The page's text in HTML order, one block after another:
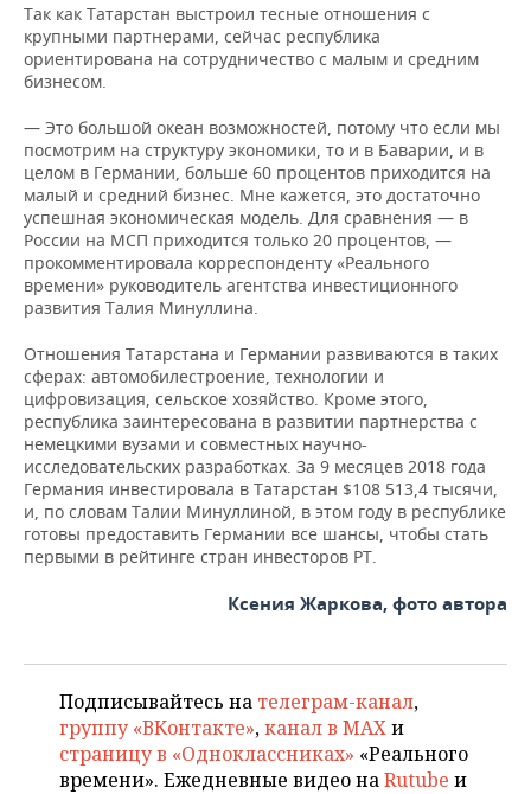
Так как Татарстан выстроил тесные отношения с
крупными партнерами, сейчас республика
ориентирована на сотрудничество с малым и средним
бизнесом.
— Это большой океан возможностей, потому что если мы
посмотрим на структуру экономики, то и в Баварии, и в
целом в Германии, больше 60 процентов приходится на
малый и средний бизнес. Мне кажется, это достаточно
успешная экономическая модель. Для сравнения — в
России на МСП приходится только 20 процентов, —
прокомментировала корреспонденту «Реального
времени» руководитель агентства инвестиционного
развития Талия Минуллина.
Отношения Татарстана и Германии развиваются в таких
сферах: автомобилестроение, технологии и
цифровизация, сельское хозяйство. Кроме этого,
республика заинтересована в развитии партнерства с
немецкими вузами и совместных научно-
исследовательских разработках. За 9 месяцев 2018 года
Германия инвестировала в Татарстан $108 513,4 тысячи,
и, по словам Талии Минуллиной, в этом году в республике
готовы предоставить Германии все шансы, чтобы стать
первыми в рейтинге стран инвесторов РТ.
Ксения Жаркова, фото автора
Подписывайтесь на телеграм-канал,
группу «ВКонтакте»,канал в MAXи
страницу в «Одноклассниках» «Реального
времени». Ежедневные видео наRutube и